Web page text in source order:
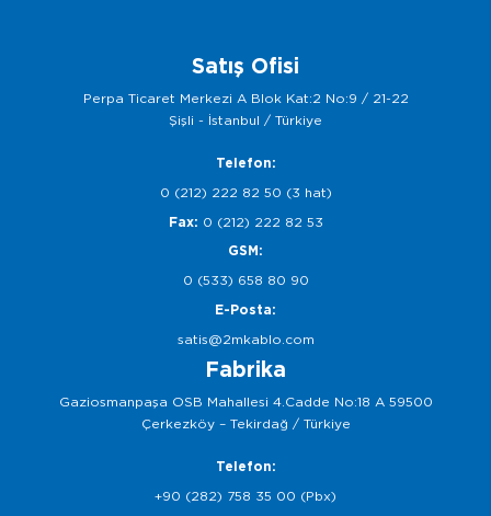
Satış Ofisi
Perpa Ticaret Merkezi A Blok Kat:2 No:9 / 21-22
Şişli - İstanbul / Türkiye
Telefon:
0 (212) 222 82 50 (3 hat)
Fax: 0 (212) 222 82 53
GSM:
0 (533) 658 80 90
E-Posta:
satis@2mkablo.com
Fabrika
Gaziosmanpaşa OSB Mahallesi 4.Cadde No:18 A 59500
Çerkezköy – Tekirdağ / Türkiye
Telefon:
+90 (282) 758 35 00 (Pbx)